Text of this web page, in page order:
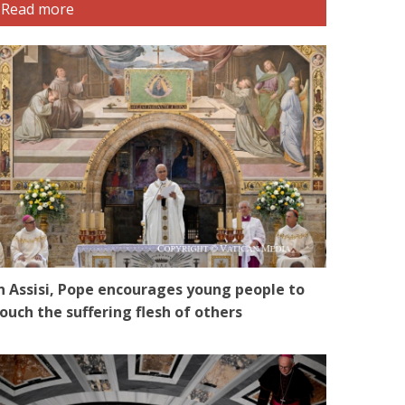
Read more
Assisi, Pope encourages young people to
the suffering flesh of others